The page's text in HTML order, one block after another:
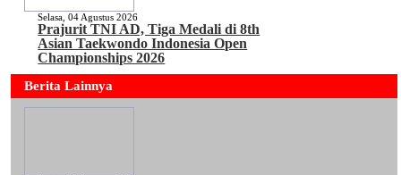
Selasa, 04 Agustus 2026
Prajurit TNI AD, Tiga Medali di 8th
Asian Taekwondo Indonesia Open
Championships 2026
Berita Lainnya